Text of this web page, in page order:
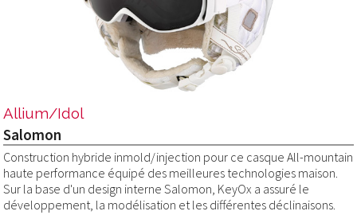
Allium/Idol
Salomon
Construction hybride inmold/injection pour ce casque All-mountain
haute performance équipé des meilleures technologies maison.
Sur la base d'un design interne Salomon, KeyOx a assuré le
développement, la modélisation et les différentes déclinaisons.